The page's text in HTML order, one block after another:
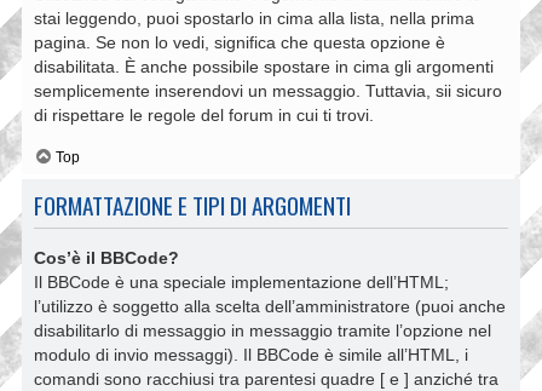
stai leggendo, puoi spostarlo in cima alla lista, nella prima
pagina. Se non lo vedi, significa che questa opzione è
disabilitata. È anche possibile spostare in cima gli argomenti
semplicemente inserendovi un messaggio. Tuttavia, sii sicuro
di rispettare le regole del forum in cui ti trovi.
Top
FORMATTAZIONE E TIPI DI ARGOMENTI
Cos’è il BBCode?
Il BBCode è una speciale implementazione dell’HTML;
l’utilizzo è soggetto alla scelta dell’amministratore (puoi anche
disabilitarlo di messaggio in messaggio tramite l’opzione nel
modulo di invio messaggi). Il BBCode è simile all’HTML, i
comandi sono racchiusi tra parentesi quadre [ e ] anziché tra